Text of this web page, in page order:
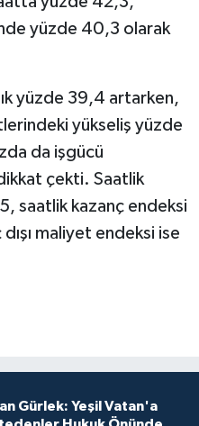
yüzde 40,3 olarak
yüzde 39,4 artarken,
yükseliş yüzde
da işgücü
çekti. Saatlik
saatlik kazanç endeksi
maliyet endeksi ise
Gürlek: Yeşil Vatan'a